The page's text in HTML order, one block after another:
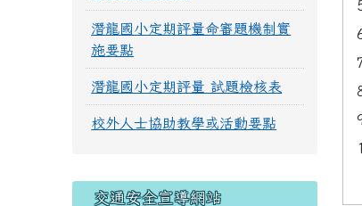
潛龍國小定期評量命審題機制實
施要點
潛龍國小定期評量 試題檢核表
校外人士協助教學或活動要點
交通安全宣導網站